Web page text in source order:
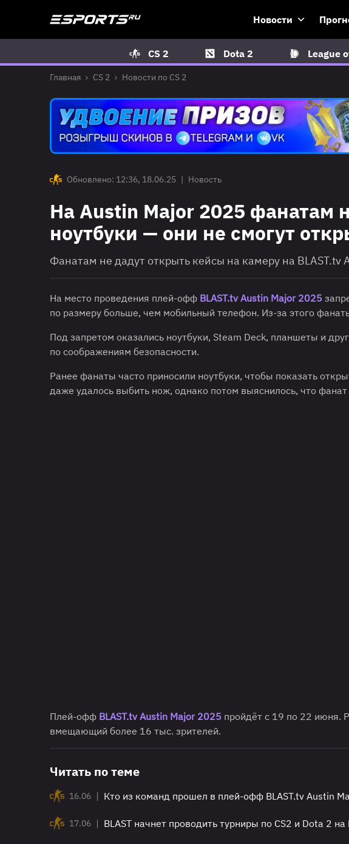
Новости
CS 2 Dota 2 League
Главная CS 2 Новости по CS 2
Обновлено: 12:36, 18.06.25 | Новость
На Austin Major 2025 фанатам
ноутбуки — они не смогут
Фанатам не дадут открыть кейсы на камеру на BLAST.tv
На место проведения плей-офф BLAST.tv Austin Major 2025
по размеру больше, чем мобильный телефон. Из-за этого
Под запретом оказались ноутбуки, Steam Deck, планшеты и
по соображениям безопасности.
Ранее фанаты часто приносили ноутбуки, чтобы показать
даже удалось выбить нож, однако потом выяснилось, что фанат
Плей-офф BLAST.tv Austin Major 2025 пройдёт с 19 по 22 июня.
вмещающий более 16 тыс. зрителей.
Читать по теме
16.06 | Кто из команд прошел в плей-офф BLAST.tv Austin
17.06 | BLAST начнет проводить турниры по CS2 и Dota 2 на